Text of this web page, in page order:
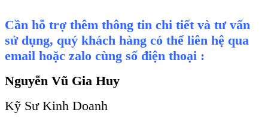
Cần hỗ trợ thêm thông tin chi tiết và tư vấn
sử dụng, quý khách hàng có thể liên hệ qua
email hoặc zalo cùng số điện thoại :
Nguyễn Vũ Gia Huy
Kỹ Sư Kinh Doanh